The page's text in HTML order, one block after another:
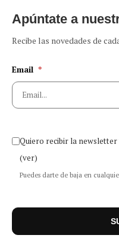
Apúntate a
Recibe las novedades de
Email *
Quiero recibir la
(ver)
Puedes darte de baja en